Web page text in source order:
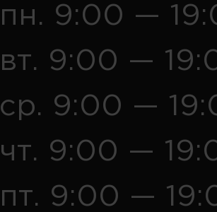
пн. 9:00 —
вт. 9:00 —
ср. 9:00 —
чт. 9:00 —
пт. 9:00 —